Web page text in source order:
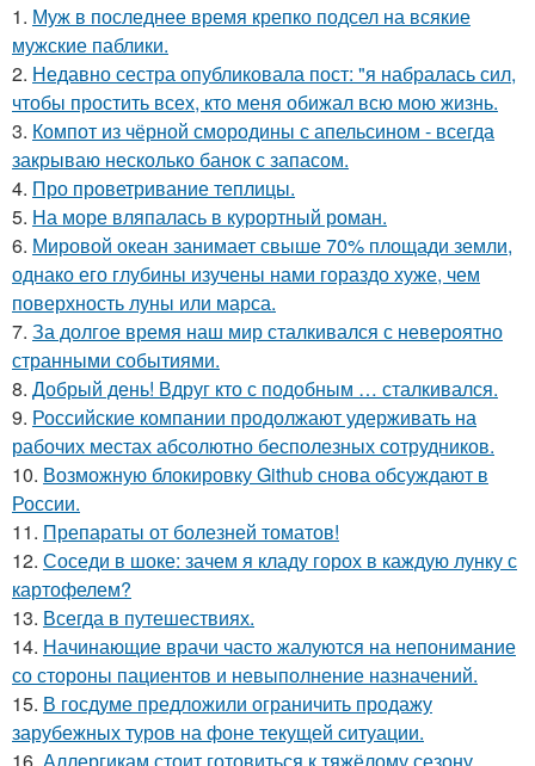
1. Муж в последнее время крепко подсел на всякие
мужские паблики.
2. Недавно сестра опубликовала пост: "я набралась сил,
чтобы простить всех, кто меня обижал всю мою жизнь.
3. Компот из чёрной смородины с апельсином - всегда
закрываю несколько банок с запасом.
4. Про проветривание теплицы.
5. На море вляпалась в курортный роман.
6. Мировой океан занимает свыше 70% площади земли,
однако его глубины изучены нами гораздо хуже, чем
поверхность луны или марса.
7. За долгое время наш мир сталкивался с невероятно
странными событиями.
8. Добрый день! Вдруг кто с подобным … сталкивался.
9. Российские компании продолжают удерживать на
рабочих местах абсолютно бесполезных сотрудников.
10. Возможную блокировку Github снова обсуждают в
России.
11. Препараты от болезней томатов!
12. Соседи в шоке: зачем я кладу горох в каждую лунку с
картофелем?
13. Всегда в путешествиях.
14. Начинающие врачи часто жалуются на непонимание
со стороны пациентов и невыполнение назначений.
15. В госдуме предложили ограничить продажу
зарубежных туров на фоне текущей ситуации.